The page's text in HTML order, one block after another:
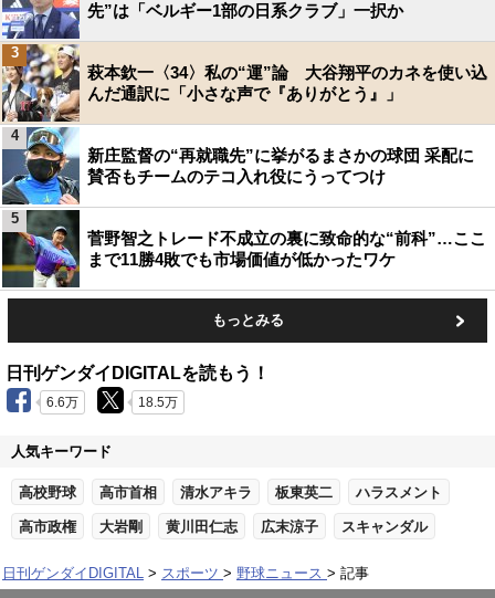
先”は「ベルギー1部の日系クラブ」一択か
萩本欽一〈34〉私の“運”論 大谷翔平のカネを使い込
んだ通訳に「小さな声で『ありがとう』」
3
新庄監督の“再就職先”に挙がるまさかの球団 采配に
賛否もチームのテコ入れ役にうってつけ
4
菅野智之トレード不成立の裏に致命的な“前科”…ここ
まで11勝4敗でも市場価値が低かったワケ
5
もっとみる
日刊ゲンダイDIGITALを読もう！
6.6万 18.5万
人気キーワード
高校野球 高市首相 清水アキラ 板東英二 ハラスメント
高市政権 大岩剛 黄川田仁志 広末涼子 スキャンダル
日刊ゲンダイDIGITAL スポーツ 野球ニュース 記事